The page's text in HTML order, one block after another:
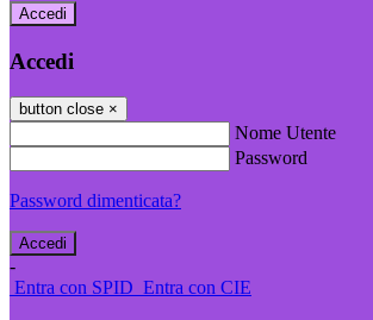
Accedi
Accedi
button close ×
Nome Utente
Password
Password dimenticata?
-
Entra con SPID Entra con CIE